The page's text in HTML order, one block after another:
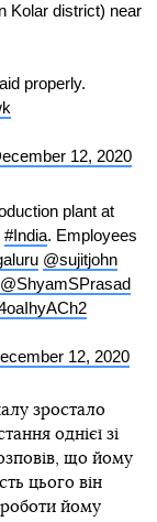
Kolar district) near
properly.
12, 2020
plant at
#India. Employees
@sujitjohn
@ShyamSPrasad
12, 2020
зростало
однієї зі
що йому
цього він
йому